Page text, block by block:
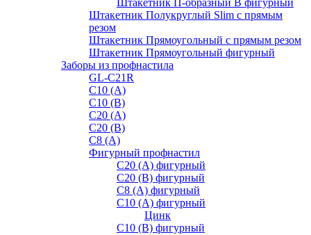
Штакетник П-образный В фигурный
Штакетник Полукруглый Slim с прямым
резом
Штакетник Прямоугольный с прямым резом
Штакетник Прямоугольный фигурный
Заборы из профнастила
GL-С21R
С10 (A)
С10 (В)
С20 (А)
С20 (В)
С8 (A)
Фигурный профнастил
С20 (A) фигурный
С20 (В) фигурный
С8 (A) фигурный
С10 (A) фигурный
Цинк
С10 (В) фигурный